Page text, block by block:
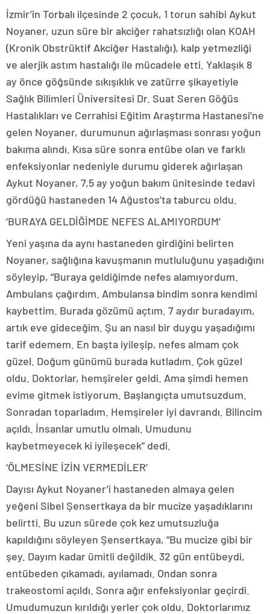
İzmir’in Torbalı ilçesinde 2 çocuk, 1 torun sahibi Aykut
Noyaner, uzun süre bir akciğer rahatsızlığı olan KOAH
(Kronik Obstrüktif Akciğer Hastalığı), kalp yetmezliği
ve alerjik astım hastalığı ile mücadele etti. Yaklaşık 8
ay önce göğsünde sıkışıklık ve zatürre şikayetiyle
Sağlık Bilimleri Üniversitesi Dr. Suat Seren Göğüs
Hastalıkları ve Cerrahisi Eğitim Araştırma Hastanesi’ne
gelen Noyaner, durumunun ağırlaşması sonrası yoğun
bakıma alındı. Kısa süre sonra entübe olan ve farklı
enfeksiyonlar nedeniyle durumu giderek ağırlaşan
Aykut Noyaner, 7,5 ay yoğun bakım ünitesinde tedavi
gördüğü hastaneden 14 Ağustos’ta taburcu oldu.
‘BURAYA GELDİĞİMDE NEFES ALAMIYORDUM’
Yeni yaşına da aynı hastaneden girdiğini belirten
Noyaner, sağlığına kavuşmanın mutluluğunu yaşadığını
söyleyip, “Buraya geldiğimde nefes alamıyordum.
Ambulans çağırdım. Ambulansa bindim sonra kendimi
kaybettim. Burada gözümü açtım. 7 aydır buradayım,
artık eve gideceğim. Şu an nasıl bir duygu yaşadığımı
tarif edemem. En başta iyileşip, nefes almam çok
güzel. Doğum günümü burada kutladım. Çok güzel
oldu. Doktorlar, hemşireler geldi. Ama şimdi hemen
evime gitmek istiyorum. Başlangıçta umutsuzdum.
Sonradan toparladım. Hemşireler iyi davrandı. Bilincim
açıldı. İnsanlar umutlu olmalı. Umudunu
kaybetmeyecek ki iyileşecek” dedi.
‘ÖLMESİNE İZİN VERMEDİLER’
Dayısı Aykut Noyaner’i hastaneden almaya gelen
yeğeni Sibel Şensertkaya da bir mucize yaşadıklarını
belirtti. Bu uzun sürede çok kez umutsuzluğa
kapıldığını söyleyen Şensertkaya, “Bu mucize gibi bir
şey. Dayım kadar ümitli değildik. 32 gün entübeydi,
entübeden çıkamadı, ayılamadı. Ondan sonra
trakeostomi açıldı. Sonra ağır enfeksiyonlar geçirdi.
Umudumuzun kırıldığı yerler çok oldu. Doktorlarımız